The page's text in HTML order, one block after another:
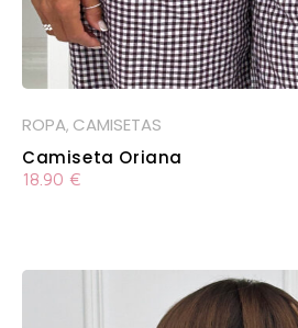
ROPA, CAMISETAS
Camiseta Oriana
18.90 €